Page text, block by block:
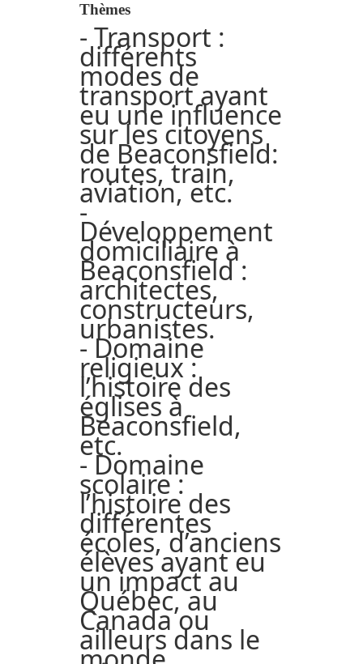
Thèmes
- Transport :
différents
modes de
transport ayant
eu une influence
sur les citoyens
de Beaconsfield:
routes, train,
aviation, etc.
-
Développement
domiciliaire à
Beaconsfield :
architectes,
constructeurs,
urbanistes.
- Domaine
religieux :
l’histoire des
églises à
Beaconsfield,
etc.
- Domaine
scolaire :
l’histoire des
différentes
écoles, d’anciens
élèves ayant eu
un impact au
Québec, au
Canada ou
ailleurs dans le